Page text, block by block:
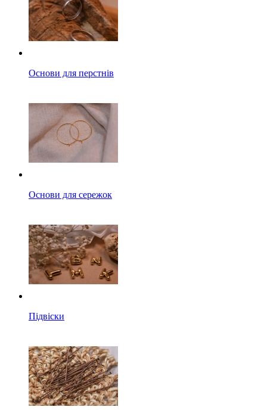
Основи для перстнів
Основи для сережок
Підвіски